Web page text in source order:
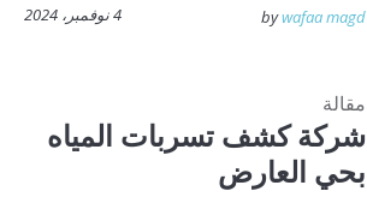
4 نوفمبر، 2024 bywafaa magd
مقالة
شركة كشف تسربات المياه
بحي العارض